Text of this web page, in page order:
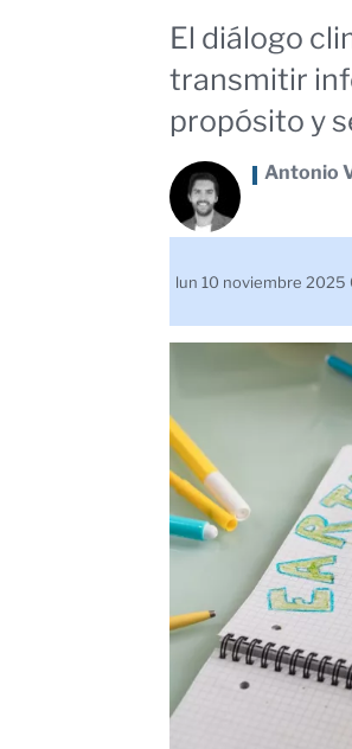
El diálogo
transmitir
propósito y
Antonio
lun 10 noviembre 2025